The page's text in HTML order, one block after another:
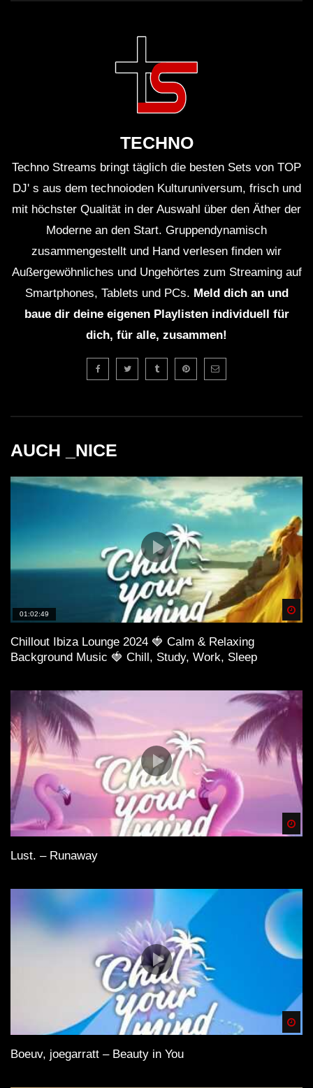
TECHNO
Techno Streams bringt täglich die besten Sets von TOP
DJ' s aus dem technoioden Kulturuniversum, frisch und
mit höchster Qualität in der Auswahl über den Äther der
Moderne an den Start. Gruppendynamisch
zusammengestellt und Hand verlesen finden wir
Außergewöhnliches und Ungehörtes zum Streaming auf
Smartphones, Tablets und PCs. Meld dich an und
baue dir deine eigenen Playlisten individuell für
dich, für alle, zusammen!
AUCH _NICE
01:02:49
Chillout Ibiza Lounge 2024 🍓 Calm & Relaxing
Background Music 🍓 Chill, Study, Work, Sleep
Lust. – Runaway
Boeuv, joegarratt – Beauty in You